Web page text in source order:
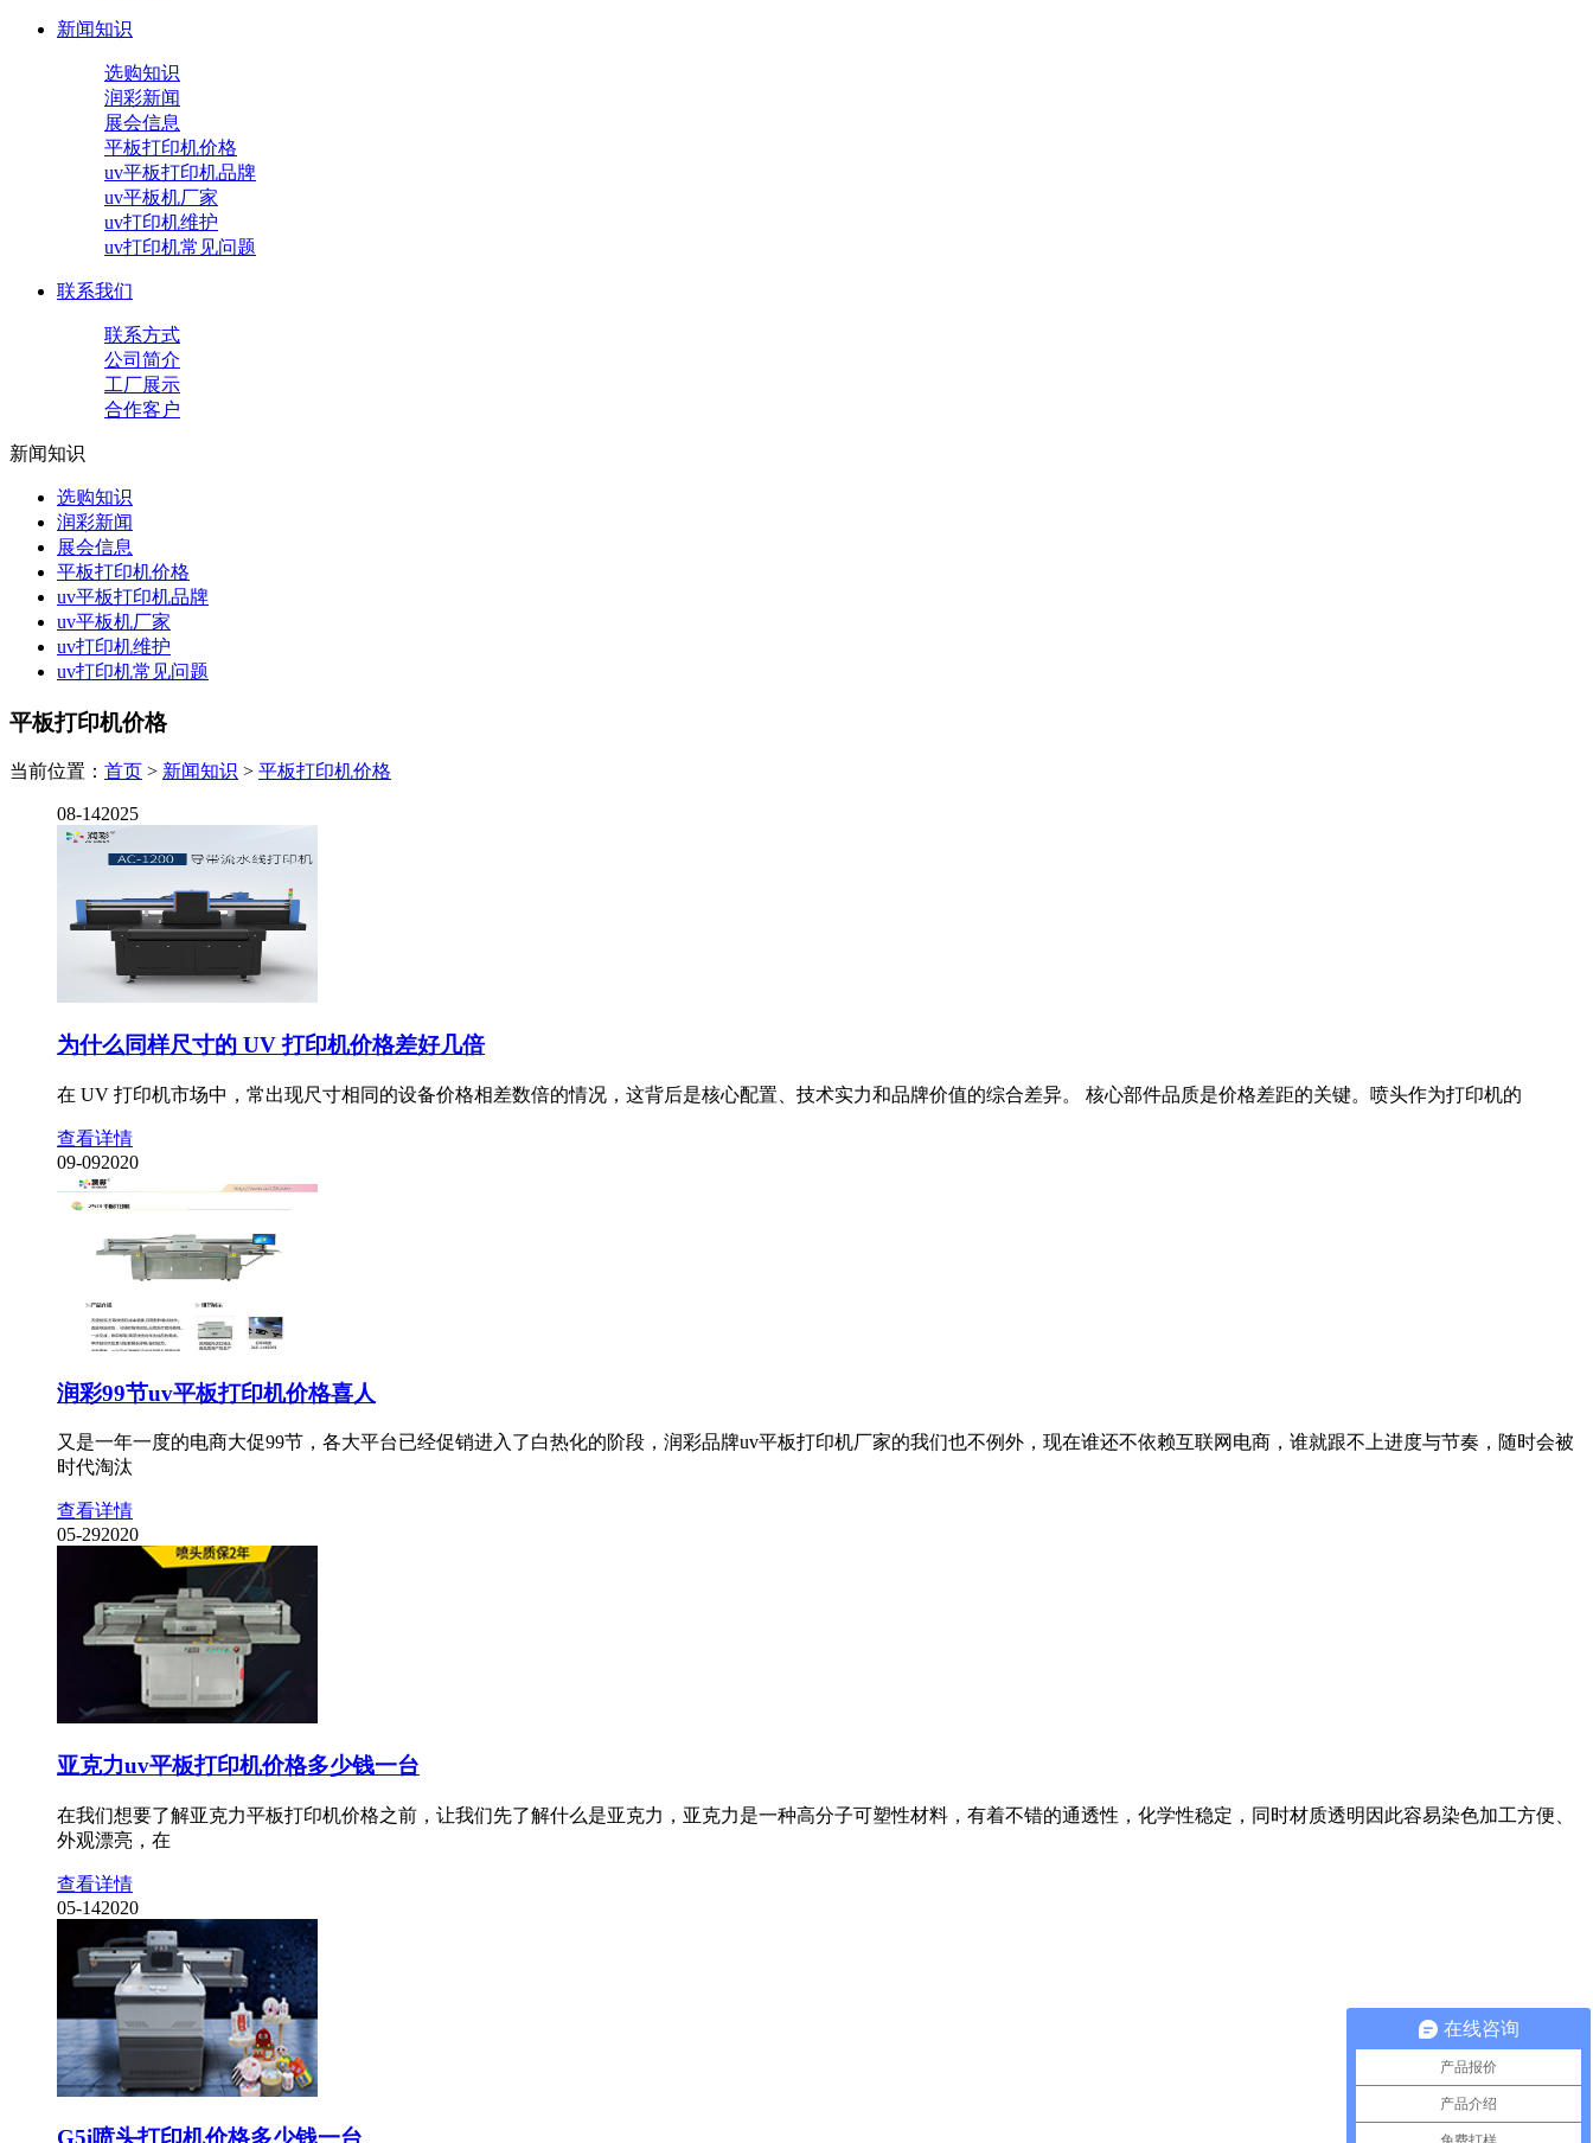
新闻知识
选购知识
润彩新闻
展会信息
平板打印机价格
uv平板打印机品牌
uv平板机厂家
uv打印机维护
uv打印机常见问题
联系我们
联系方式
公司简介
工厂展示
合作客户
新闻知识
选购知识
润彩新闻
展会信息
平板打印机价格
uv平板打印机品牌
uv平板机厂家
uv打印机维护
uv打印机常见问题
平板打印机价格
当前位置： 首页 > 新闻知识 > 平板打印机价格
08-142025
为什么同样尺寸的 UV 打印机价格差好几倍
在 UV 打印机市场中，常出现尺寸相同的设备价格相差数倍的情况，这背后是核心配置、技术实力和品牌价值的综合差异。 核心部件品质是价格差距的关键。喷头作为打印机的
查看详情
09-092020
润彩99节uv平板打印机价格喜人
又是一年一度的电商大促99节，各大平台已经促销进入了白热化的阶段，润彩品牌uv平板打印机厂家的我们也不例外，现在谁还不依赖互联网电商，谁就跟不上进度与节奏，随时会被
时代淘汰
查看详情
05-292020
亚克力uv平板打印机价格多少钱一台
在我们想要了解亚克力平板打印机价格之前，让我们先了解什么是亚克力，亚克力是一种高分子可塑性材料，有着不错的通透性，化学性稳定，同时材质透明因此容易染色加工方便、
外观漂亮，在
查看详情
05-142020
在线咨询
产品报价
产品介绍